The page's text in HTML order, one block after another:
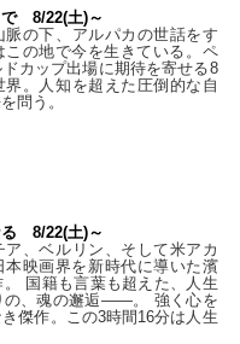
で 8/22(土)～
脈の下、アルパカの世話をす
の地で今を生きている。ペ
カップ出場に期待を寄せる8
界。人知を超えた圧倒的な自
問う。
る 8/22(土)～
ア、ベルリン、そして米アカ
映画界を新時代に導いた濱
国籍も言葉も超えた、人生
の、魂の邂逅――。 強く心を
傑作。この3時間16分は人生